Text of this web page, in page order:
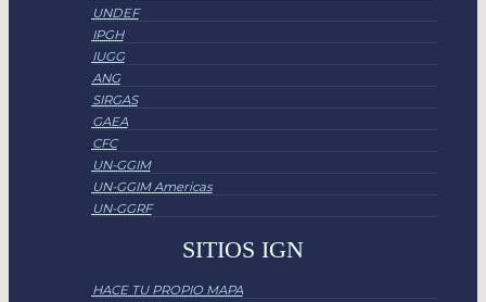
UNDEF
IPGH
IUGG
ANG
SIRGAS
GAEA
CFC
UN-GGIM
UN-GGIM Americas
UN-GGRF
SITIOS IGN
HACE TU PROPIO MAPA